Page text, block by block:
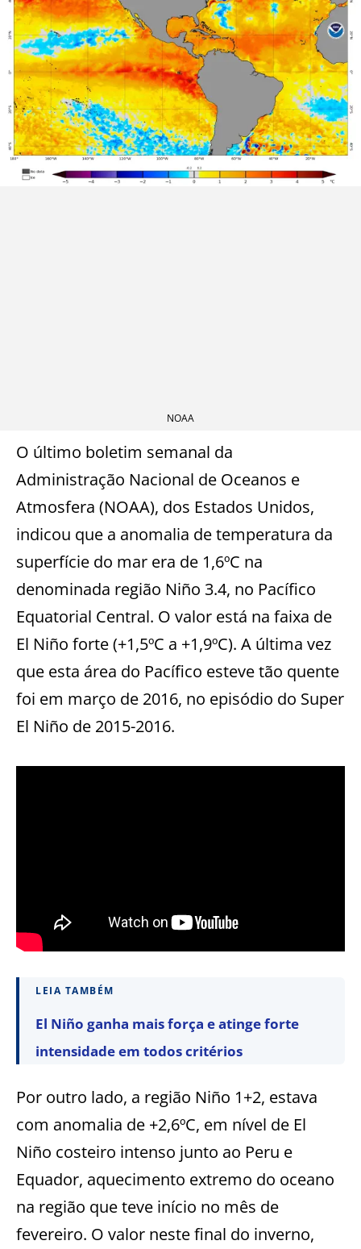
NOAA
O último boletim semanal da
Administração Nacional de Oceanos e
Atmosfera (NOAA), dos Estados Unidos,
indicou que a anomalia de temperatura da
superfície do mar era de 1,6ºC na
denominada região Niño 3.4, no Pacífico
Equatorial Central. O valor está na faixa de
El Niño forte (+1,5ºC a +1,9ºC). A última vez
que esta área do Pacífico esteve tão quente
foi em março de 2016, no episódio do Super
El Niño de 2015-2016.
LEIA TAMBÉM
El Niño ganha mais força e atinge forte
intensidade em todos critérios
Por outro lado, a região Niño 1+2, estava
com anomalia de +2,6ºC, em nível de El
Niño costeiro intenso junto ao Peru e
Equador, aquecimento extremo do oceano
na região que teve início no mês de
fevereiro. O valor neste final do inverno,